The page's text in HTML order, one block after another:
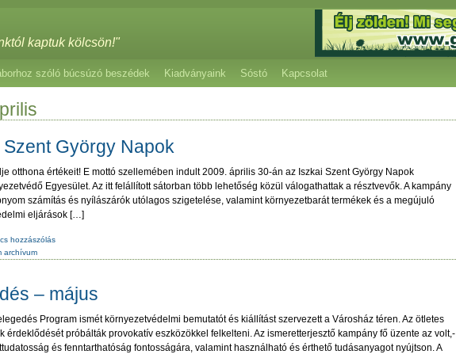
kaptuk kölcsön!"
szóló búcsúzó beszédek Kiadványaink Sóstó Kapcsolat
György Napok
otthona értékeit! E mottó szellemében indult 2009. április 30-án az Iszkai Szent György Napok
Egyesület. Az itt felállított sátorban több lehetőség közül válogathattak a résztvevők. A kampány
számítás és nyílászárók utólagos szigetelése, valamint környezetbarát termékek és a megújuló
eljárások […]
hozzászólás
archívum
– május
Program ismét környezetvédelmi bemutatót és kiállítást szervezett a Városház téren. Az ötletes
érdeklődését próbálták provokatív eszközökkel felkelteni. Az ismeretterjesztő kampány fő üzente az volt,-
és fenntarthatóság fontosságára, valamint használható és érthető tudásanyagot nyújtson. A